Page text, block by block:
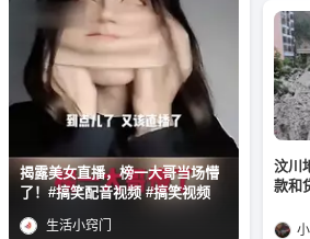
揭露美女直播，榜一大哥当场懵
了！#搞笑配音视频 #搞笑视频
生活小窍门
汶川
款和